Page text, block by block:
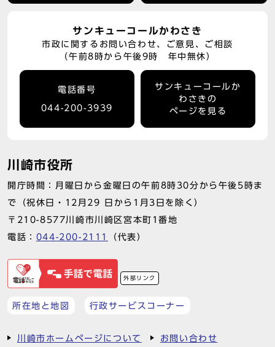
サンキューコールかわさき
市政に関するお問い合わせ、ご意見、ご相談
（午前8時から午後9時 年中無休）
電話番号
044-200-3939
サンキューコールか
わさきの
ページを見る
川崎市役所
開庁時間：月曜日から金曜日の午前8時30分から午後5時ま
で（祝休日・12月29 日から1月3日を除く）
〒210-8577川崎市川崎区宮本町1番地
電話： 044-200-2111 （代表）
外部リンク
所在地と地図 行政サービスコーナー
川崎市ホームページについて お問い合わせ